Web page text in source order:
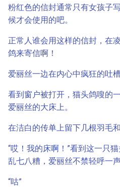
粉红色的信封通常只有女孩子
候才会使用的吧。
正常人谁会用这样的信封，在
鸽来寄信啊！
爱丽丝一边在内心中疯狂的吐
看到窗户被打开，猫头鸽嗖的
爱丽丝的大床上。
在洁白的传单上留下几根羽毛
“哎！我的床啊！”看到这一只
乱七八糟，爱丽丝不禁轻呼一声
“咕”